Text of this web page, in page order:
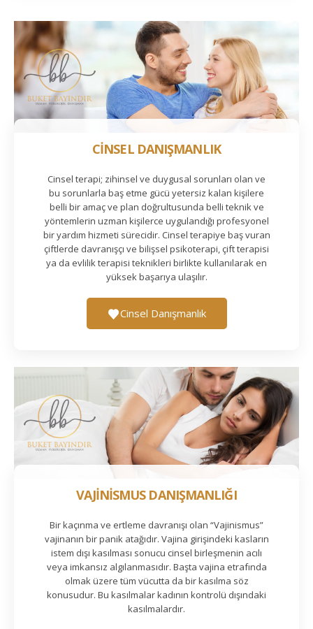
CİNSEL DANIŞMANLIK
Cinsel terapi; zihinsel ve duygusal sorunları olan ve
bu sorunlarla baş etme gücü yetersiz kalan kişilere
belli bir amaç ve plan doğrultusunda belli teknik ve
yöntemlerin uzman kişilerce uygulandığı profesyonel
bir yardım hizmeti sürecidir. Cinsel terapiye baş vuran
çiftlerde davranışçı ve bilişsel psikoterapi, çift terapisi
ya da evlilik terapisi teknikleri birlikte kullanılarak en
yüksek başarıya ulaşılır.
Cinsel Danışmanlık
VAJİNİSMUS DANIŞMANLIĞI
Bir kaçınma ve ertleme davranışı olan “Vajinismus”
vajinanın bir panik atağıdır. Vajina girişindeki kasların
istem dışı kasılması sonucu cinsel birleşmenin acılı
veya imkansız algılanmasıdır. Başta vajina etrafında
olmak üzere tüm vücutta da bir kasılma söz
konusudur. Bu kasılmalar kadının kontrolü dışındaki
kasılmalardır.